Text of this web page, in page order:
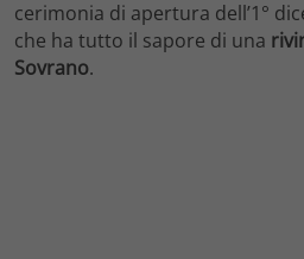
cerimonia di apertura dell’1°
che ha tutto il sapore di una
Sovrano.